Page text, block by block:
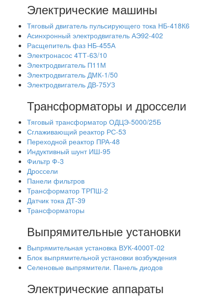
Электрические машины
Тяговый двигатель пульсирующего тока НБ-418К6
Асинхронный электродвигатель АЭ92-402
Расщепитель фаз НБ-455А
Электронасос 4ТТ-63/10
Электродвигатель П11М
Электродвигатель ДМК-1/50
Электродвигатель ДВ-75УЗ
Трансформаторы и дроссели
Тяговый трансформатор ОДЦЭ-5000/25Б
Сглаживающий реактор РС-53
Переходной реактор ПРА-48
Индуктивный шунт ИШ-95
Фильтр Ф-3
Дроссели
Панели фильтров
Трансформатор ТРПШ-2
Датчик тока ДТ-39
Трансформаторы
Выпрямительные установки
Выпрямительная установка ВУК-4000Т-02
Блок выпрямительной установки возбуждения
Селеновые выпрямители. Панель диодов
Электрические аппараты